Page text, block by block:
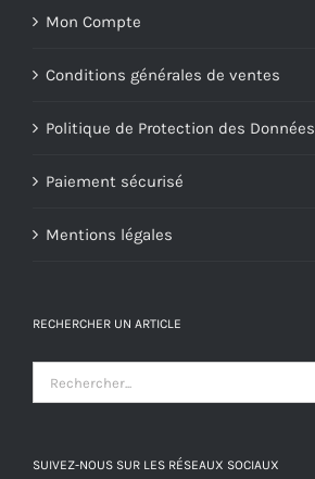
Mon Compte
Conditions générales de ventes
Politique de Protection des Données
Paiement sécurisé
Mentions légales
RECHERCHER UN ARTICLE
SUIVEZ-NOUS SUR LES RÉSEAUX SOCIAUX